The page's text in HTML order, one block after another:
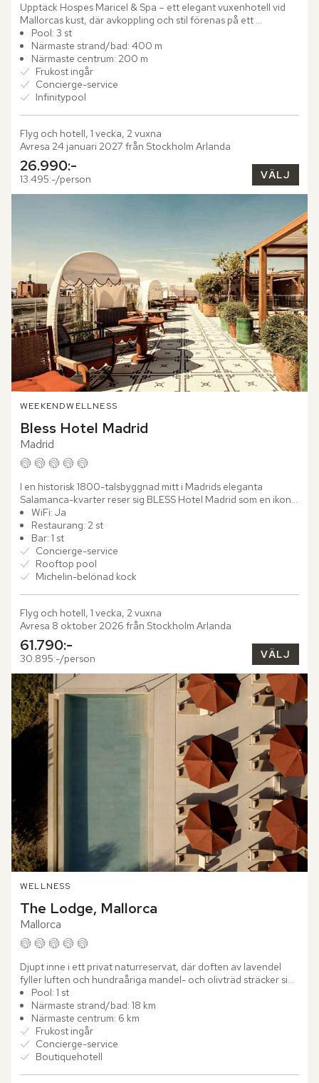
Upptäck Hospes Maricel & Spa – ett elegant vuxenhotell vid
Mallorcas kust, där avkoppling och stil förenas på ett
enastående sätt. Beläget i fridfulla C'as Català, bara en kvart...
Pool: 3 st
Närmaste strand/bad: 400 m
Närmaste centrum: 200 m
Frukost ingår
Concierge-service
Infinitypool
Flyg och hotell, 1 vecka, 2 vuxna
Avresa 24 januari 2027 från Stockholm Arlanda
26.990:-
13.495:-/person VÄLJ
WEEKENDWELLNESS
Bless Hotel Madrid
Madrid
I en historisk 1800-talsbyggnad mitt i Madrids eleganta
Salamanca-kvarter reser sig BLESS Hotel Madrid som en ikon
av modern lyx och klassisk charm. Med sitt läge längs den...
WiFi: Ja
Restaurang: 2 st
Bar: 1 st
Concierge-service
Rooftop pool
Michelin-belönad kock
Flyg och hotell, 1 vecka, 2 vuxna
Avresa 8 oktober 2026 från Stockholm Arlanda
61.790:-
30.895:-/person VÄLJ
WELLNESS
The Lodge, Mallorca
Mallorca
Djupt inne i ett privat naturreservat, där doften av lavendel
fyller luften och hundraåriga mandel- och olivträd sträcker sig
mot himlen, finner du The Lodge, Mallorca – ett...
Pool: 1 st
Närmaste strand/bad: 18 km
Närmaste centrum: 6 km
Frukost ingår
Concierge-service
Boutiquehotell